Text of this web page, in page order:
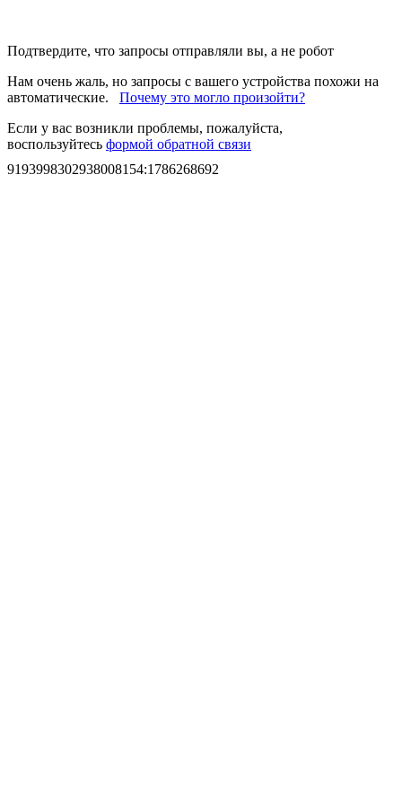
Подтвердите, что запросы отправляли вы, а не робот
Нам очень жаль, но запросы с вашего устройства похожи на
автоматические. Почему это могло произойти?
Если у вас возникли проблемы, пожалуйста,
воспользуйтесь формой обратной связи
9193998302938008154:1786268692